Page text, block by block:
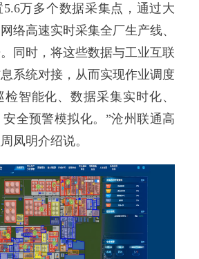
万多个数据采集点，通过大
络高速实时采集全厂生产线、
同时，将这些数据与工业互联
系统对接，从而实现作业调度
智能化、数据采集实时化、
全预警模拟化。”沧州联通高
凤明介绍说。